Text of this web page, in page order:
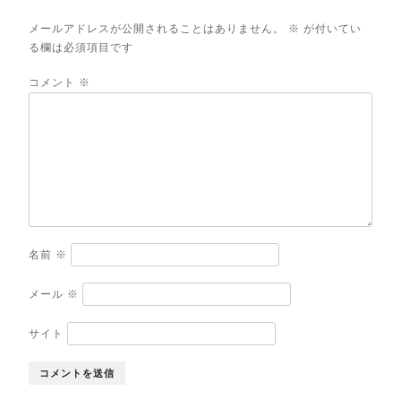
メールアドレスが公開されることはありません。 ※ が付いてい
る欄は必須項目です
コメント ※
名前 ※
メール ※
サイト